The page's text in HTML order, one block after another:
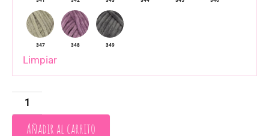
Limpiar
Añadir al carrito